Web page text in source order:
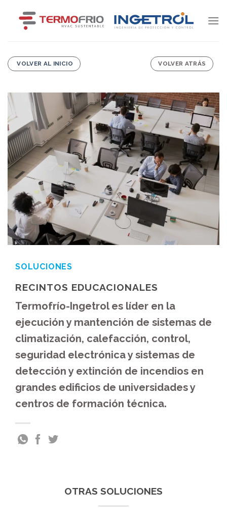
content
VOLVER AL INICIO VOLVER ATRÁS
SOLUCIONES
RECINTOS EDUCACIONALES
Termofrío-Ingetrol es líder en la
ejecución y mantención de sistemas de
climatización, calefacción, control,
seguridad electrónica y sistemas de
detección y extinción de incendios en
grandes edificios de universidades y
centros de formación técnica.
OTRAS SOLUCIONES